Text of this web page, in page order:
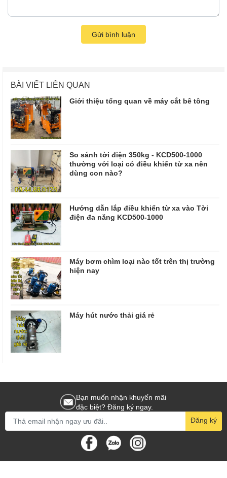
Gửi bình luận
BÀI VIẾT LIÊN QUAN
Giới thiệu tổng quan về máy cắt bê tông
So sánh tời điện 350kg - KCD500-1000
thường với loại có điều khiển từ xa nên
dùng con nào?
Hướng dẫn lắp điều khiển từ xa vào Tời
điện đa năng KCD500-1000
Máy bơm chìm loại nào tốt trên thị trường
hiện nay
Máy hút nước thải giá rẻ
Bạn muốn nhận khuyến mãi
đặc biệt? Đăng ký ngay.
Đăng ký